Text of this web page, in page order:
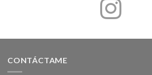
CONTÁCTAME